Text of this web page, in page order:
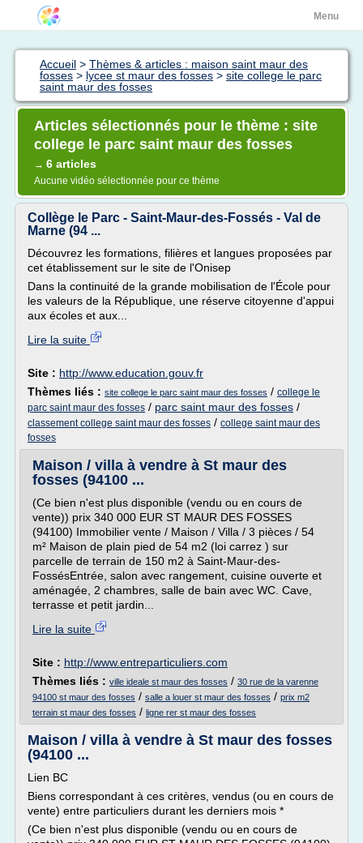
Menu
Accueil > Thèmes & articles : maison saint maur des
fosses > lycee st maur des fosses > site college le parc
saint maur des fosses
Articles sélectionnés pour le thème : site
college le parc saint maur des fosses
→ 6 articles
Aucune vidéo sélectionnée pour ce thème
Collège le Parc - Saint-Maur-des-Fossés - Val de
Marne (94 ...
Découvrez les formations, filières et langues proposées par
cet établissement sur le site de l'Onisep
Dans la continuité de la grande mobilisation de l'École pour
les valeurs de la République, une réserve citoyenne d'appui
aux écoles et aux...
Lire la suite
Site : http://www.education.gouv.fr
Thèmes liés : site college le parc saint maur des fosses / college le
parc saint maur des fosses / parc saint maur des fosses /
classement college saint maur des fosses / college saint maur des
fosses
Maison / villa à vendre à St maur des
fosses (94100 ...
(Ce bien n'est plus disponible (vendu ou en cours de
vente)) prix 340 000 EUR ST MAUR DES FOSSES
(94100) Immobilier vente / Maison / Villa / 3 pièces / 54
m² Maison de plain pied de 54 m2 (loi carrez ) sur
parcelle de terrain de 150 m2 à Saint-Maur-des-
FossésEntrée, salon avec rangement, cuisine ouverte et
aménagée, 2 chambres, salle de bain avec WC. Cave,
terrasse et petit jardin...
Lire la suite
Site : http://www.entreparticuliers.com
Thèmes liés : ville ideale st maur des fosses / 30 rue de la varenne
94100 st maur des fosses / salle a louer st maur des fosses / prix m2
terrain st maur des fosses / ligne rer st maur des fosses
Maison / villa à vendre à St maur des fosses
(94100 ...
Lien BC
Biens correspondant à ces critères, vendus (ou en cours de
vente) entre particuliers durant les derniers mois *
(Ce bien n'est plus disponible (vendu ou en cours de